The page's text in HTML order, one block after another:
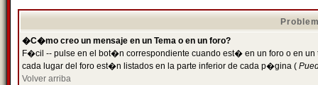
�C�mo creo un mensaje en un Tema o en un foro?
F�cil -- pulse en el bot�n correspondiente cuando est� en un foro o en
cada lugar del foro est�n listados en la parte inferior de cada p�gina (
Volver arriba